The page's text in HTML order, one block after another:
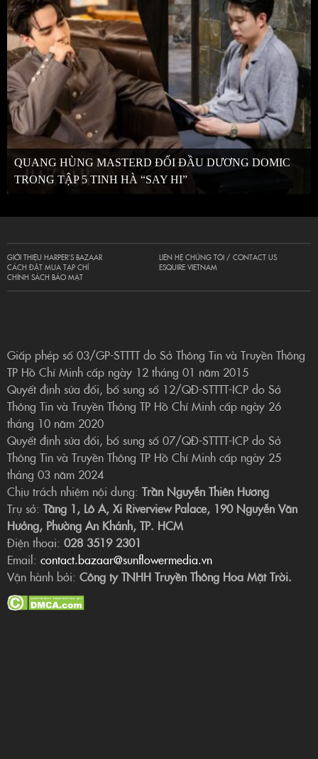
QUANG HÙNG MASTERD ĐỐI ĐẦU DƯƠNG DOMIC
TRONG TẬP 5 TINH HÀ “SAY HI”
GIỚI THIỆU HARPER’S BAZAAR
CÁCH ĐẶT MUA TẠP CHÍ
CHÍNH SÁCH BẢO MẬT
LIÊN HỆ CHÚNG TÔI / CONTACT US
ESQUIRE VIETNAM
Giấp phép số 03/GP-STTTT do Sở Thông Tin và Truyền Thông
TP Hồ Chí Minh cấp ngày 12 tháng 01 năm 2015
Quyết định sửa đổi, bổ sung số 12/QĐ-STTTT-ICP do Sở
Thông Tin và Truyền Thông TP Hồ Chí Minh cấp ngày 26
tháng 10 năm 2020
Quyết định sửa đổi, bổ sung số 07/QĐ-STTTT-ICP do Sở
Thông Tin và Truyền Thông TP Hồ Chí Minh cấp ngày 25
tháng 03 năm 2024
Chịu trách nhiệm nội dung: Trần Nguyễn Thiên Hương
Trụ sở: Tầng 1, Lô A, Xi Riverview Palace, 190 Nguyễn Văn
Hưởng, Phường An Khánh, TP. HCM
Điện thoại: 028 3519 2301
Email: contact.bazaar@sunflowermedia.vn
Vận hành bởi: Công ty TNHH Truyền Thông Hoa Mặt Trời.